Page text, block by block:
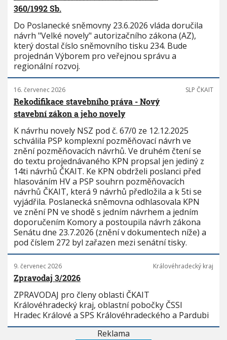
360/1992 Sb.
Do Poslanecké sněmovny 23.6.2026 vláda doručila
návrh "Velké novely" autorizačního zákona (AZ),
který dostal číslo sněmovního tisku 234. Bude
projednán Výborem pro veřejnou správu a
regionální rozvoj.
16. červenec 2026 SLP ČKAIT
Rekodifikace stavebního práva - Nový
stavební zákon a jeho novely
K návrhu novely NSZ pod č. 67/0 ze 12.12.2025
schválila PSP komplexní pozměňovací návrh ve
znění pozměňovacích návrhů. Ve druhém čtení se
do textu projednávaného KPN propsal jen jediný z
14ti návrhů ČKAIT. Ke KPN obdrželi poslanci před
hlasováním HV a PSP souhrn pozměňovacích
návrhů ČKAIT, která 9 návrhů předložila a k 5ti se
vyjádřila. Poslanecká sněmovna odhlasovala KPN
ve znění PN ve shodě s jedním návrhem a jedním
doporučením Komory a postoupila návrh zákona
Senátu dne 23.7.2026 (znění v dokumentech níže) a
pod číslem 272 byl zařazen mezi senátní tisky.
9. červenec 2026 Královéhradecký kraj
Zpravodaj 3/2026
ZPRAVODAJ pro členy oblasti ČKAIT
Královéhradecký kraj, oblastní pobočky ČSSI
Hradec Králové a SPS Královéhradeckého a Pardubi
Reklama